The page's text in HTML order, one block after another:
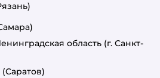
область (г. Санкт-
(Саратов)